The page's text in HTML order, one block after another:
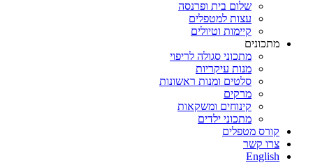
שלום בית ופרנסה
עצות למטפלים
קיימות וטיולים
מתכונים
מתכוני סגולה לריפוי
מנות עיקריות
סלטים ומנות ראשונות
מרקים
קינוחים ומשקאות
מתכוני ילדים
קורס מטפלים
צרו קשר
English